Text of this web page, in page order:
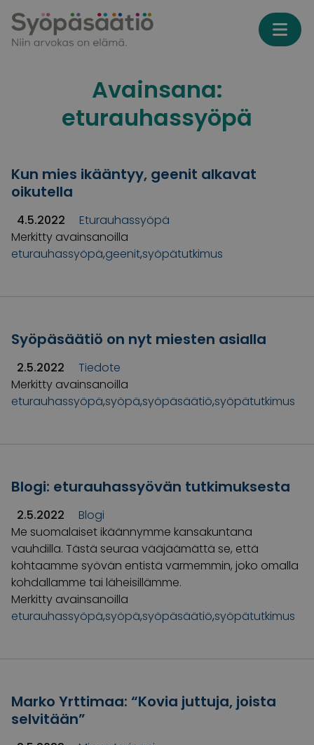
Avainsana:
eturauhassyöpä
Kun mies ikääntyy, geenit alkavat
oikutella
4.5.2022
Eturauhassyöpä
Merkitty avainsanoilla
eturauhassyöpä,geenit,syöpätutkimus
Syöpäsäätiö on nyt miesten asialla
2.5.2022
Tiedote
Merkitty avainsanoilla
eturauhassyöpä,syöpä,syöpäsäätiö,syöpätutkimus
Blogi: eturauhassyövän tutkimuksesta
2.5.2022
Blogi
Me suomalaiset ikäännymme kansakuntana
vauhdilla. Tästä seuraa vääjäämättä se, että
kohtaamme syövän entistä varmemmin, joko omalla
kohdallamme tai läheisillämme.
Merkitty avainsanoilla
eturauhassyöpä,syöpä,syöpäsäätiö,syöpätutkimus
Marko Yrttimaa: “Kovia juttuja, joista
selvitään”